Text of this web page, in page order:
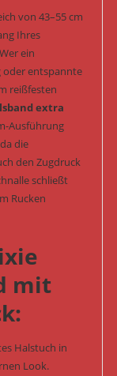
von 43–55 cm
Ihres
ein
oder entspannte
reißfesten
extra
Ausführung
die
den Zugdruck
schließt
Rucken
mit
Halstuch in
Look.